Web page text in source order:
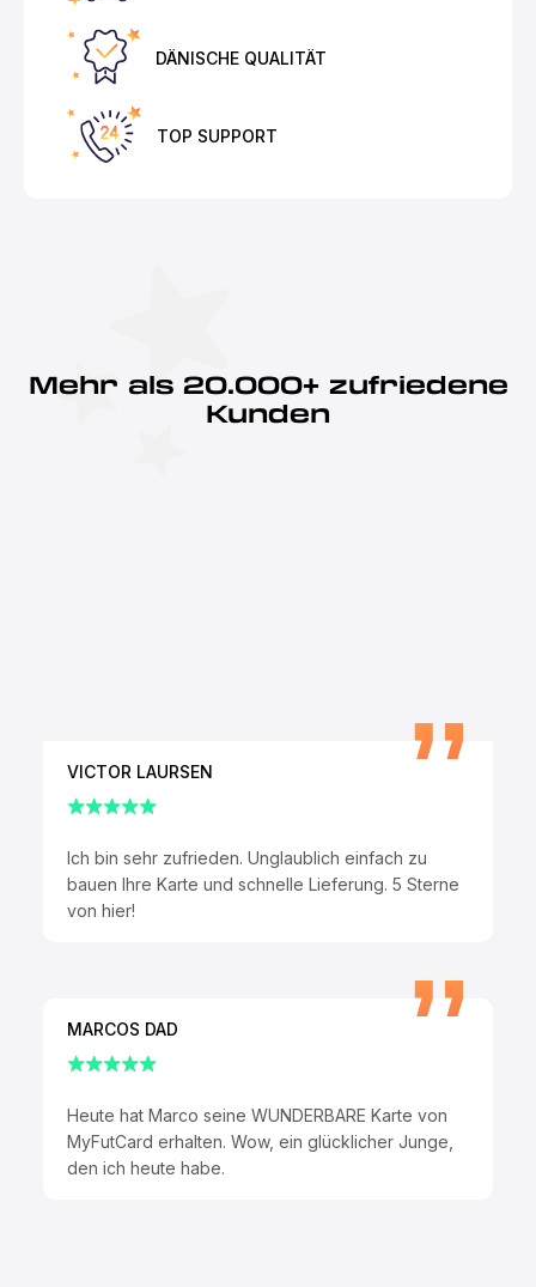
DÄNISCHE QUALITÄT
TOP SUPPORT
Mehr als 20.000+ zufriedene
Kunden
VICTOR LAURSEN
Ich bin sehr zufrieden. Unglaublich einfach zu
bauen Ihre Karte und schnelle Lieferung. 5 Sterne
von hier!
MARCOS DAD
Heute hat Marco seine WUNDERBARE Karte von
MyFutCard erhalten. Wow, ein glücklicher Junge,
den ich heute habe.